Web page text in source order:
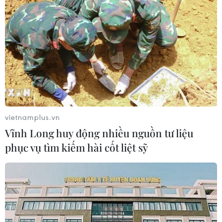
chăm sóc trẻ làm khoảng nạn nhân
bị thương
07/08/2026 08:13
Thủ tướng Thái Lan chỉ đạo khẩn sau
vụ xả súng tại trường học
07/08/2026 06:37
Thái Lan: Xả súng gây thương vong
tại trường học ở Nonthaburi
Nghệ nhân Đặng Văn Hậu
vietnamplus.vn
Vĩnh Long huy động nhiều nguồn tư liệu
phục vụ tìm kiếm hài cốt liệt sỹ